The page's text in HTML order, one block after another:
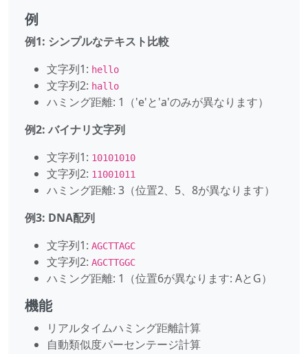
例
例1: シンプルなテキスト比較
文字列1: hello
文字列2: hallo
ハミング距離: 1（'e'と'a'のみが異なります）
例2: バイナリ文字列
文字列1: 10101010
文字列2: 11001011
ハミング距離: 3（位置2、5、8が異なります）
例3: DNA配列
文字列1: AGCTTAGC
文字列2: AGCTTGGC
ハミング距離: 1（位置6が異なります: AとG）
機能
リアルタイムハミング距離計算
自動類似度パーセンテージ計算